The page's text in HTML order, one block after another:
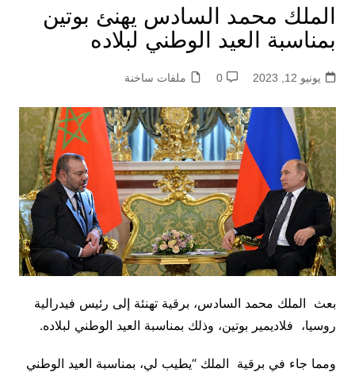
الملك محمد السادس يهنئ بوتين
بمناسبة العيد الوطني لبلاده
يونيو 12, 2023 0 ملفات ساخنة
بعث الملك محمد السادس، برقية تهنئة إلى رئيس فيدرالية
روسيا، فلاديمير بوتين، وذلك بمناسبة العيد الوطني لبلاده.
ومما جاء في برقية الملك “يطيب لي، بمناسبة العيد الوطني